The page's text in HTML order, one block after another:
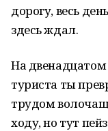
дорогу, весь
здесь ждал.
На двенадцатом
туриста ты
трудом
ходу, но тут